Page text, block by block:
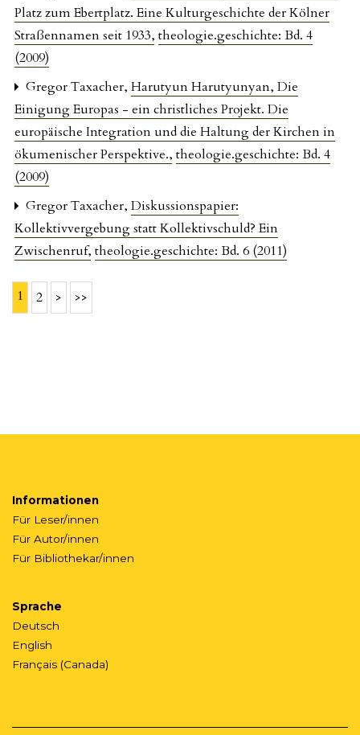
Platz zum Ebertplatz. Eine Kulturgeschichte der Kölner
Straßennamen seit 1933, theologie.geschichte: Bd. 4
(2009)
Gregor Taxacher, Harutyun Harutyunyan, Die
Einigung Europas - ein christliches Projekt. Die
europäische Integration und die Haltung der Kirchen in
ökumenischer Perspektive., theologie.geschichte: Bd. 4
(2009)
Gregor Taxacher, Diskussionspapier:
Kollektivvergebung statt Kollektivschuld? Ein
Zwischenruf, theologie.geschichte: Bd. 6 (2011)
1 2 > >>
Informationen
Für Leser/innen
Für Autor/innen
Für Bibliothekar/innen
Sprache
Deutsch
English
Français (Canada)